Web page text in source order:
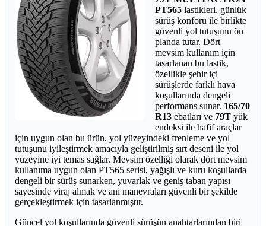
PT565 lastikleri, günlük
sürüş konforu ile birlikte
güvenli yol tutuşunu ön
planda tutar. Dört
mevsim kullanım için
tasarlanan bu lastik,
özellikle şehir içi
sürüşlerde farklı hava
koşullarında dengeli
performans sunar. 165/70
R13 ebatları ve 79T yük
endeksi ile hafif araçlar
için uygun olan bu ürün, yol yüzeyindeki frenleme ve yol
tutuşunu iyileştirmek amacıyla geliştirilmiş sırt deseni ile yol
yüzeyine iyi temas sağlar. Mevsim özelliği olarak dört mevsim
kullanıma uygun olan PT565 serisi, yağışlı ve kuru koşullarda
dengeli bir sürüş sunarken, yuvarlak ve geniş taban yapısı
sayesinde viraj almak ve ani manevraları güvenli bir şekilde
gerçekleştirmek için tasarlanmıştır.
Güncel yol koşullarında güvenli sürüşün anahtarlarından biri